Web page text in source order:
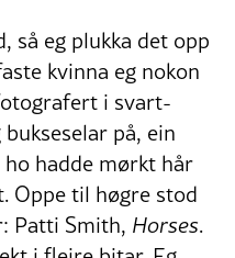
så eg plukka det opp
kvinna eg nokon
i svart-
på, ein
hadde mørkt hår
Oppe til høgre stod
Patti Smith, Horses.